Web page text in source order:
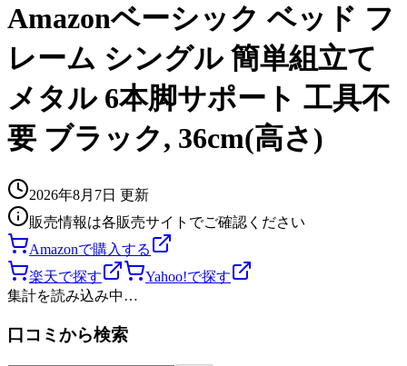
Amazonベーシック ベッド フ
レーム シングル 簡単組立て
メタル 6本脚サポート 工具不
要 ブラック, 36cm(高さ)
2026年8月7日 更新
販売情報は各販売サイトでご確認ください
Amazonで購入する
楽天で探す
Yahoo!で探す
集計を読み込み中…
口コミから検索